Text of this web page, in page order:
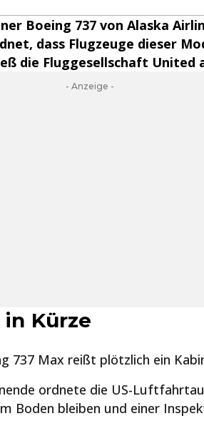
Boeing 737 von Alaska
dass Flugzeuge dieser
die Fluggesellschaft United
- Anzeige -
Kürze
737 Max reißt plötzlich ein
ordnete die US-
Boden bleiben und einer